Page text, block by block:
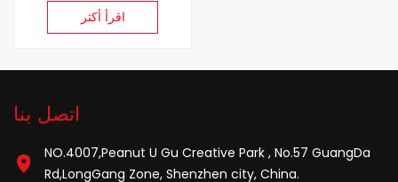
اقرأ أكثر
اتصل بنا
NO.4007,Peanut U Gu Creative Park , No.57 GuangDa
Rd,LongGang Zone, Shenzhen city, China.